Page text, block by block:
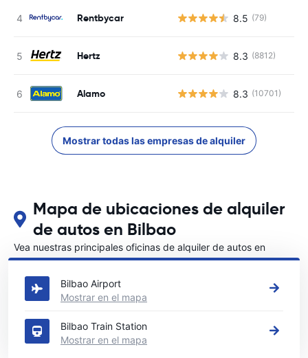
Rentbycar 8.5 (79)
Hertz 8.3 (8812)
Alamo 8.3 (10701)
Mostrar todas las empresas de alquiler
Mapa de ubicaciones de alquiler
de autos en Bilbao
Vea nuestras principales oficinas de alquiler de autos en
Bilbao
Bilbao Airport
Mostrar en el mapa
Bilbao Train Station
Mostrar en el mapa